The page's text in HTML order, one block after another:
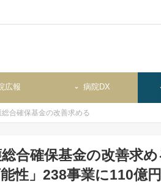
広報 病院DX
合確保基金の改善求める
合確保基金の改善求め
性」238事業に110億円